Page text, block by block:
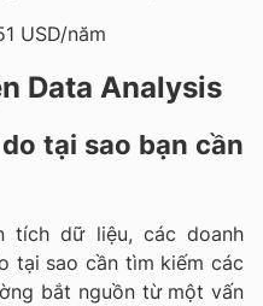
USD/năm
Data Analysis
tại sao bạn cần
tích dữ liệu, các doanh
tại sao cần tìm kiếm các
bắt nguồn từ một vấn